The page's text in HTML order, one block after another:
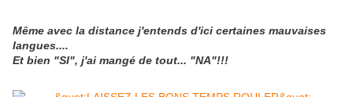
Même avec la distance j'entends d'ici certaines mauvaises
langues....
Et bien "SI", j'ai mangé de tout... "NA"!!!